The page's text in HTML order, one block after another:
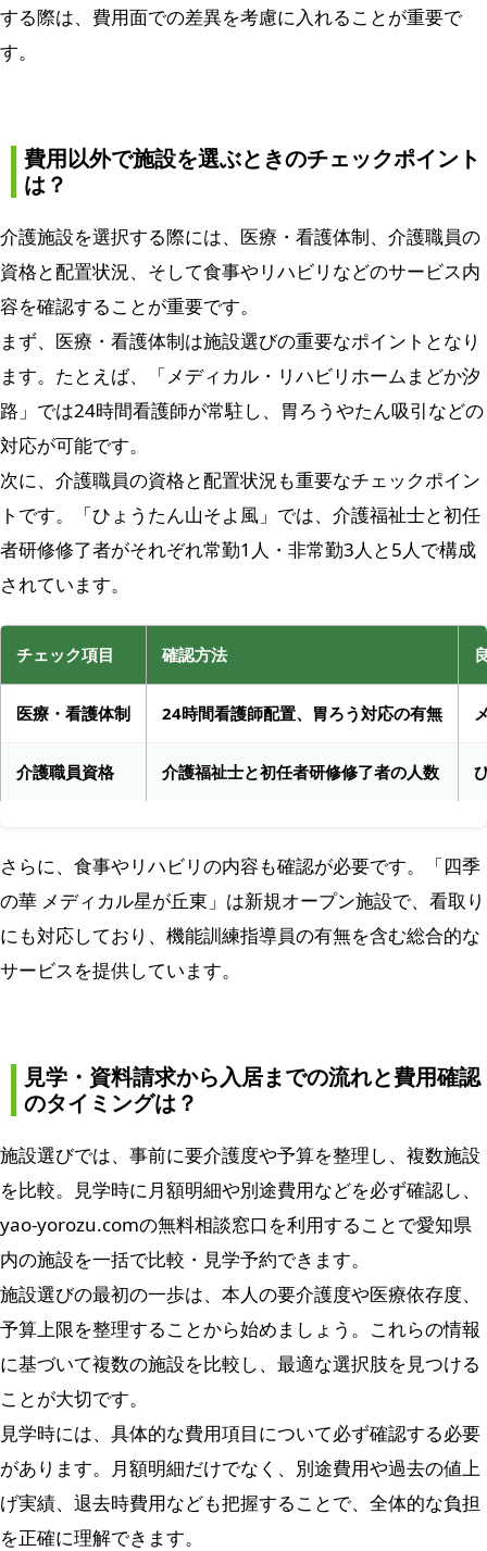
する際は、費用面での差異を考慮に入れることが重要で
す。
費用以外で施設を選ぶときのチェックポイント
は？
介護施設を選択する際には、医療・看護体制、介護職員の
資格と配置状況、そして食事やリハビリなどのサービス内
容を確認することが重要です。
まず、医療・看護体制は施設選びの重要なポイントとなり
ます。たとえば、「メディカル・リハビリホームまどか汐
路」では24時間看護師が常駐し、胃ろうやたん吸引などの
対応が可能です。
次に、介護職員の資格と配置状況も重要なチェックポイン
トです。「ひょうたん山そよ風」では、介護福祉士と初任
者研修修了者がそれぞれ常勤1人・非常勤3人と5人で構成
されています。
チェック項目 確認方法
医療・看護体制 24時間看護師配置、胃ろう対応の有無
介護職員資格 介護福祉士と初任者研修修了者の人数
さらに、食事やリハビリの内容も確認が必要です。「四季
の華 メディカル星が丘東」は新規オープン施設で、看取り
にも対応しており、機能訓練指導員の有無を含む総合的な
サービスを提供しています。
見学・資料請求から入居までの流れと費用確認
のタイミングは？
施設選びでは、事前に要介護度や予算を整理し、複数施設
を比較。見学時に月額明細や別途費用などを必ず確認し、
yao-yorozu.comの無料相談窓口を利用することで愛知県
内の施設を一括で比較・見学予約できます。
施設選びの最初の一歩は、本人の要介護度や医療依存度、
予算上限を整理することから始めましょう。これらの情報
に基づいて複数の施設を比較し、最適な選択肢を見つける
ことが大切です。
見学時には、具体的な費用項目について必ず確認する必要
があります。月額明細だけでなく、別途費用や過去の値上
げ実績、退去時費用なども把握することで、全体的な負担
を正確に理解できます。